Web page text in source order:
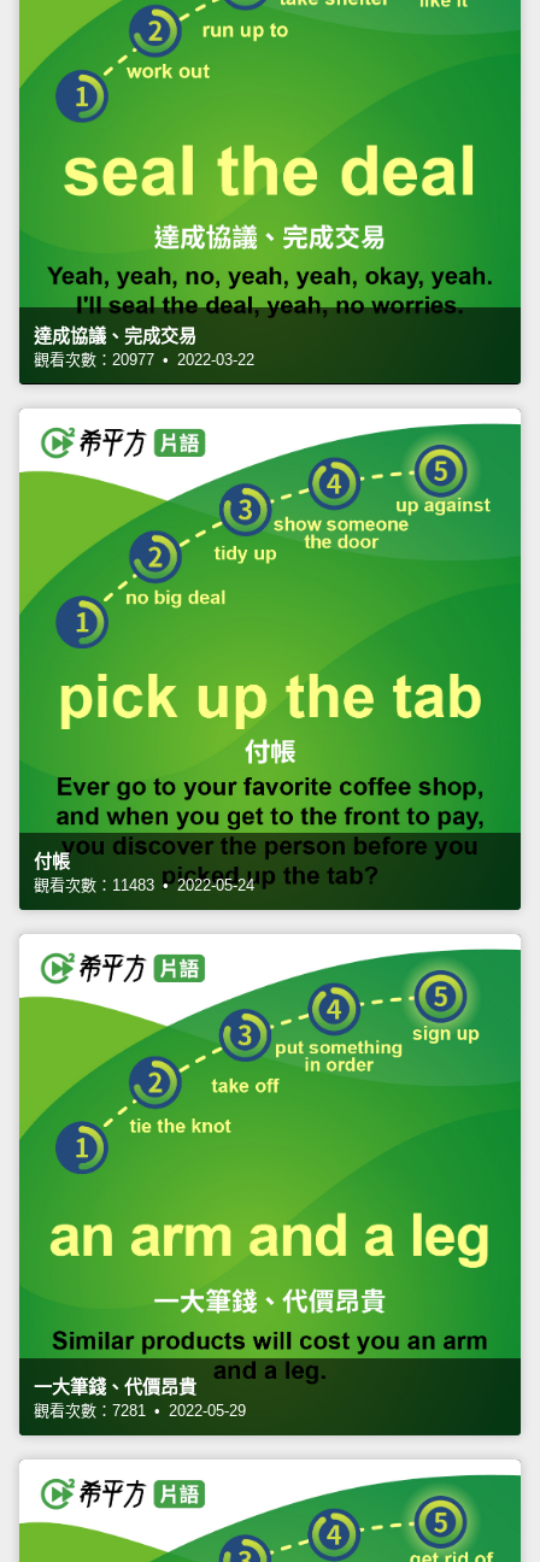
達成協議、完成交易
觀看次數：20977 • 2022-03-22
付帳
觀看次數：11483 • 2022-05-24
一大筆錢、代價昂貴
觀看次數：7281 • 2022-05-29